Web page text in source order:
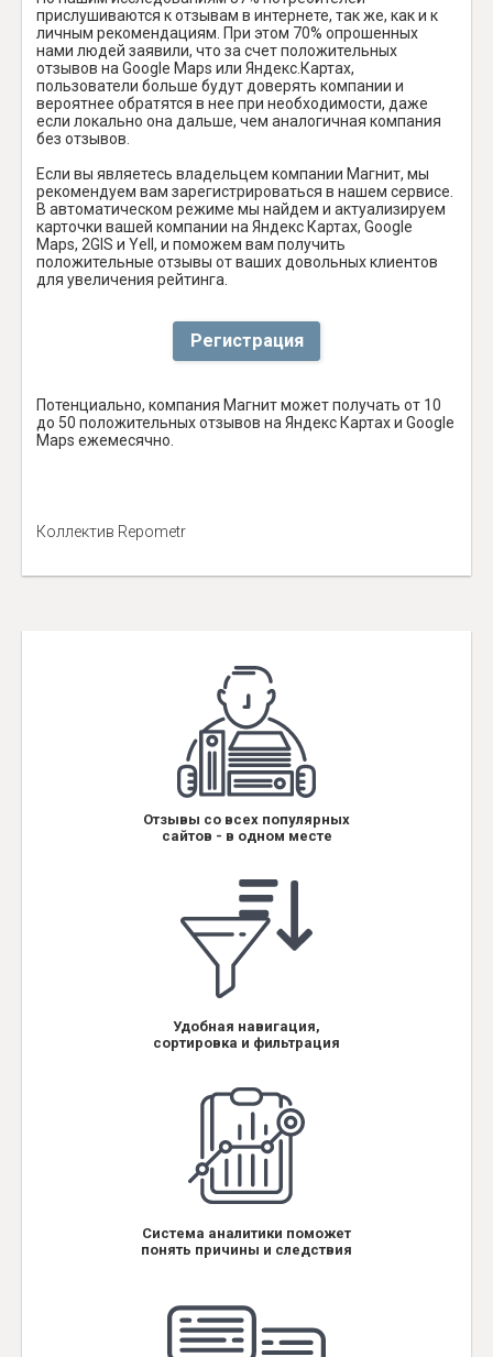
прислушиваются к отзывам в интернете, так же, как и к
личным рекомендациям. При этом 70% опрошенных
нами людей заявили, что за счет положительных
отзывов на Google Maps или Яндекс.Картах,
пользователи больше будут доверять компании и
вероятнее обратятся в нее при необходимости, даже
если локально она дальше, чем аналогичная компания
без отзывов.
Если вы являетесь владельцем компании Магнит, мы
рекомендуем вам зарегистрироваться в нашем сервисе.
В автоматическом режиме мы найдем и актуализируем
карточки вашей компании на Яндекс Картах, Google
Maps, 2GIS и Yell, и поможем вам получить
положительные отзывы от ваших довольных клиентов
для увеличения рейтинга.
Регистрация
Потенциально, компания Магнит может получать от 10
до 50 положительных отзывов на Яндекс Картах и Google
Maps ежемесячно.
Коллектив Repometr
Отзывы со всех популярных
сайтов - в одном месте
Удобная навигация,
сортировка и фильтрация
Система аналитики поможет
понять причины и следствия